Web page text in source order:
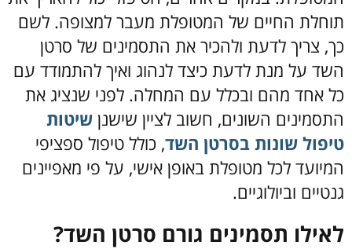
תוחלת החיים של המטופלת מעבר למצופה. לשם
כך, צריך לדעת ולהכיר את התסמינים של סרטן
השד על מנת לדעת כיצד לנהוג ואיך להתמודד עם
כל אחד מהם ובכלל עם המחלה. לפני שנציג את
התסמינים השונים, חשוב לציין שישנן שיטות
טיפול שונות בסרטן השד, כולל טיפול ספציפי
המיועד לכל מטופלת באופן אישי, על פי מאפיינים
גנטיים וביולוגיים.
לאילו תסמינים גורם סרטן השד?